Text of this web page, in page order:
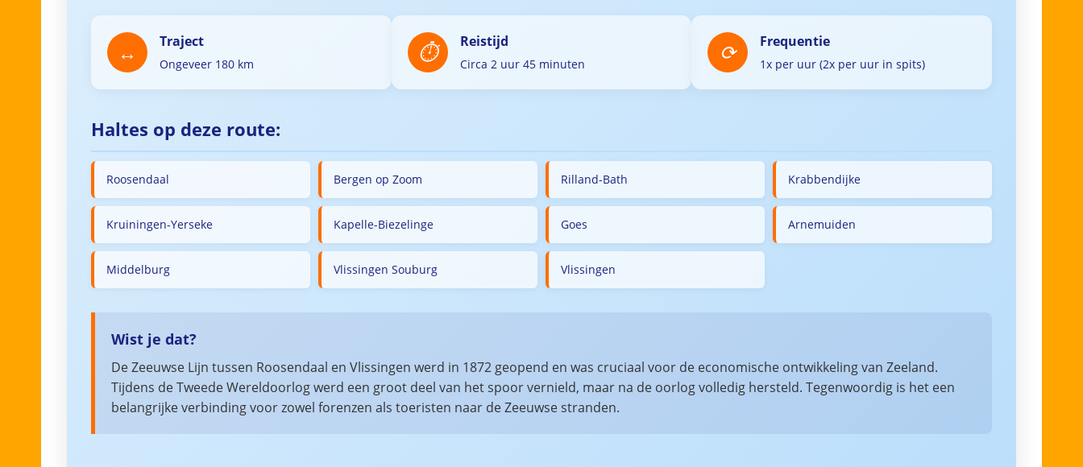
Traject
Ongeveer 180 km
Reistijd
Circa 2 uur 45 minuten
Frequentie
1x per uur (2x per uur in spits)
Haltes op deze route:
Roosendaal Bergen op Zoom Rilland-Bath Krabbendijke
Kruiningen-Yerseke Kapelle-Biezelinge Goes Arnemuiden
Middelburg Vlissingen Souburg Vlissingen
Wist je dat?
De Zeeuwse Lijn tussen Roosendaal en Vlissingen werd in 1872 geopend en was cruciaal voor de economische ontwikkeling van Zeeland.
Tijdens de Tweede Wereldoorlog werd een groot deel van het spoor vernield, maar na de oorlog volledig hersteld. Tegenwoordig is het een
belangrijke verbinding voor zowel forenzen als toeristen naar de Zeeuwse stranden.